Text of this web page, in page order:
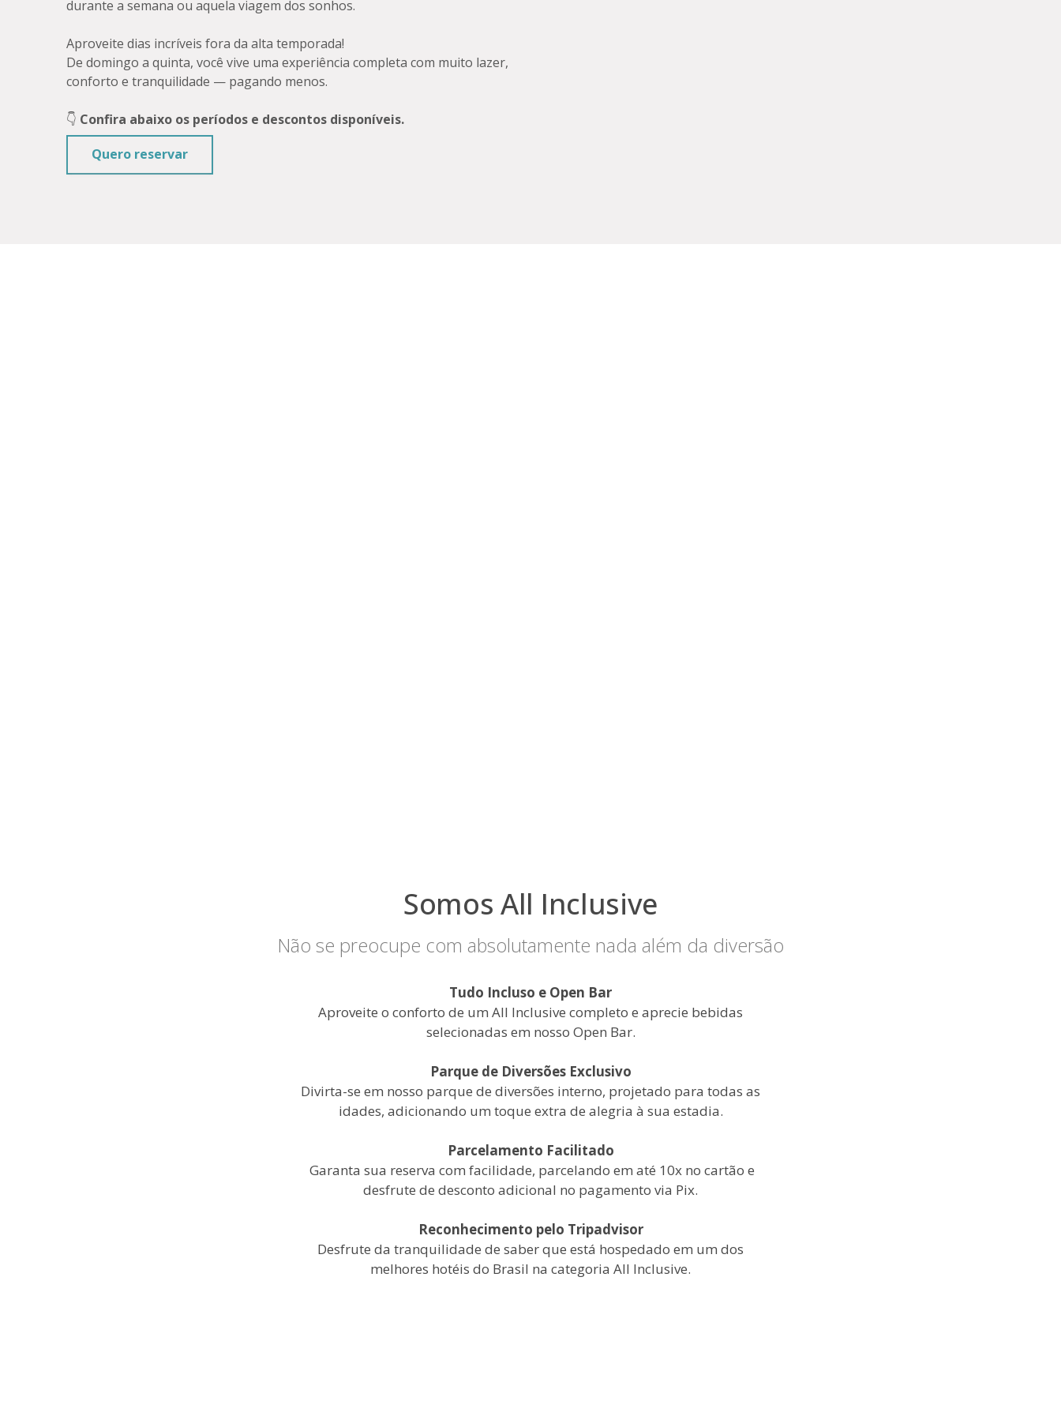
durante a semana ou aquela viagem dos sonhos.
Aproveite dias incríveis fora da alta temporada!
De domingo a quinta, você vive uma experiência completa com muito lazer,
conforto e tranquilidade — pagando menos.
👇 Confira abaixo os períodos e descontos disponíveis.
Quero reservar
Somos All Inclusive
Não se preocupe com absolutamente nada além da diversão
Tudo Incluso e Open Bar
Aproveite o conforto de um All Inclusive completo e aprecie bebidas
selecionadas em nosso Open Bar.
Parque de Diversões Exclusivo
Divirta-se em nosso parque de diversões interno, projetado para todas as
idades, adicionando um toque extra de alegria à sua estadia.
Parcelamento Facilitado
Garanta sua reserva com facilidade, parcelando em até 10x no cartão e
desfrute de desconto adicional no pagamento via Pix.
Reconhecimento pelo Tripadvisor
Desfrute da tranquilidade de saber que está hospedado em um dos
melhores hotéis do Brasil na categoria All Inclusive.